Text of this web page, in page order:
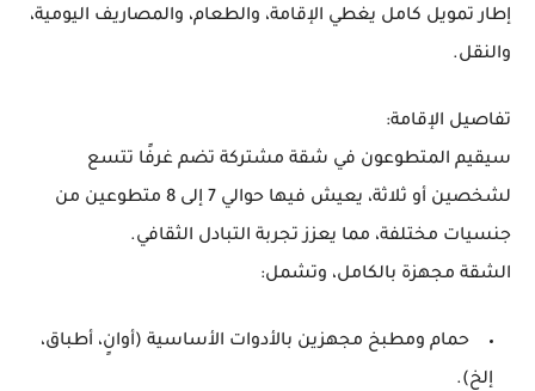
إطارتمويل كامل يغطي الإقامة، والطعام، والمصاريف اليومية،
والنقل.
تفاصيل الإقامة:
سيقيم المتطوعون في شقة مشتركة تضم غرفًا تتسع
لشخصين أو ثلاثة، يعيش فيها حوالي
7 إلى 8 متطوعين من
جنسيات مختلفة، مما يعزز تجربة التبادل الثقافي.
الشقة مجهزة بالكامل، وتشمل:
حمام ومطبخ مجهزين بالأدوات الأساسية (أوانٍ، أطباق،
إلخ).